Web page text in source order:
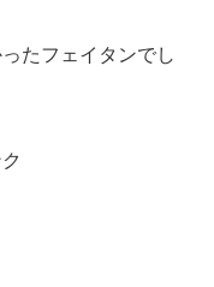
たフェイタンでし